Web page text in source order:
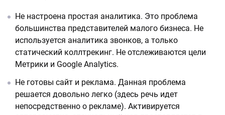
Не настроена простая аналитика. Это проблема
большинства представителей малого бизнеса. Не
используется аналитика звонков, а только
статический коллтрекинг. Не отслеживаются цели
Метрики и Google Analytics.
Не готовы сайт и реклама. Данная проблема
решается довольно легко (здесь речь идет
непосредственно о рекламе). Активируется